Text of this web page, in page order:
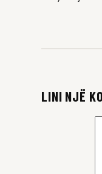
LINI NJË